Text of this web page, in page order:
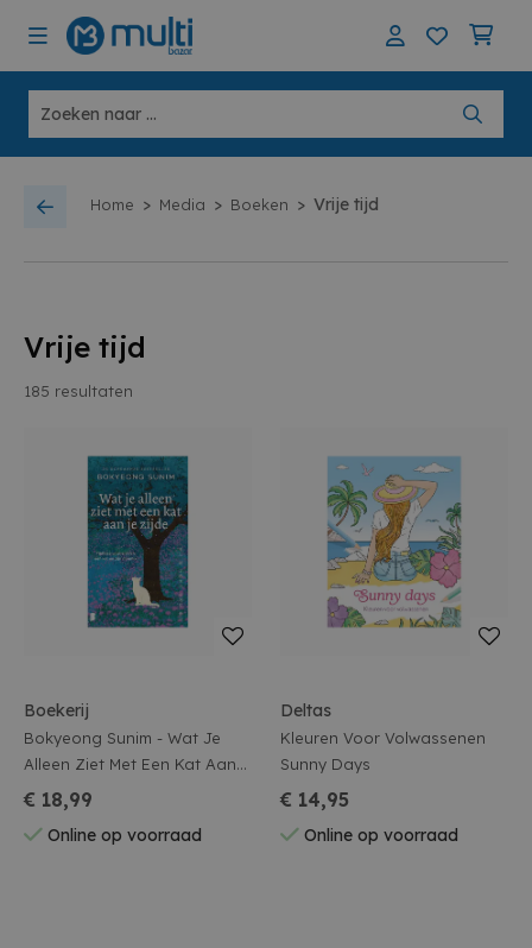
Home > Media > Boeken > Vrije tijd
Vrije tijd
185 resultaten
Boekerij
Bokyeong Sunim - Wat Je
Alleen Ziet Met Een Kat Aan
Je Zijde
€ 18,99
Online op voorraad
Deltas
Kleuren Voor Volwassenen
Sunny Days
€ 14,95
Online op voorraad